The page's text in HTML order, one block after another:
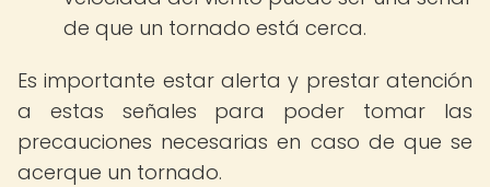
de que un tornado está cerca.
Es importante estar alerta y prestar atención
a estas señales para poder tomar las
precauciones necesarias en caso de que se
acerque un tornado.